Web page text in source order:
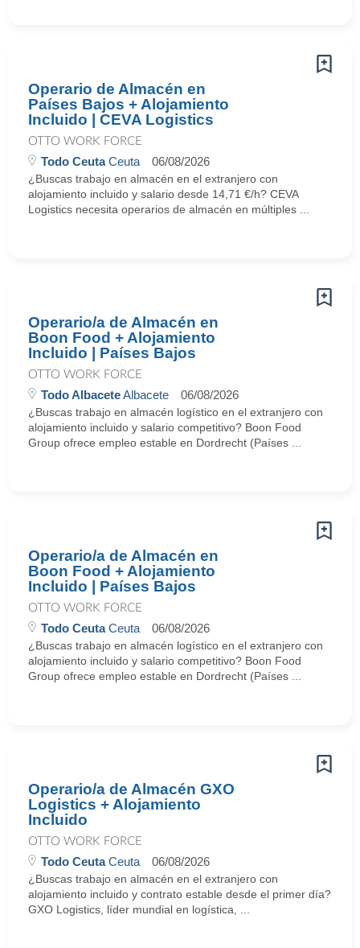
Operario de Almacén en
Países Bajos + Alojamiento
Incluido | CEVA Logistics
OTTO WORK FORCE
Todo CeutaCeuta 06/08/2026
¿Buscas trabajo en almacén en el extranjero con
alojamiento incluido y salario desde 14,71 €/h? CEVA
Logistics necesita operarios de almacén en múltiples ...
Operario/a de Almacén en
Boon Food + Alojamiento
Incluido | Países Bajos
OTTO WORK FORCE
Todo AlbaceteAlbacete 06/08/2026
¿Buscas trabajo en almacén logístico en el extranjero con
alojamiento incluido y salario competitivo? Boon Food
Group ofrece empleo estable en Dordrecht (Países ...
Operario/a de Almacén en
Boon Food + Alojamiento
Incluido | Países Bajos
OTTO WORK FORCE
Todo CeutaCeuta 06/08/2026
¿Buscas trabajo en almacén logístico en el extranjero con
alojamiento incluido y salario competitivo? Boon Food
Group ofrece empleo estable en Dordrecht (Países ...
Operario/a de Almacén GXO
Logistics + Alojamiento
Incluido
OTTO WORK FORCE
Todo CeutaCeuta 06/08/2026
¿Buscas trabajo en almacén en el extranjero con
alojamiento incluido y contrato estable desde el primer día?
GXO Logistics, líder mundial en logística, ...